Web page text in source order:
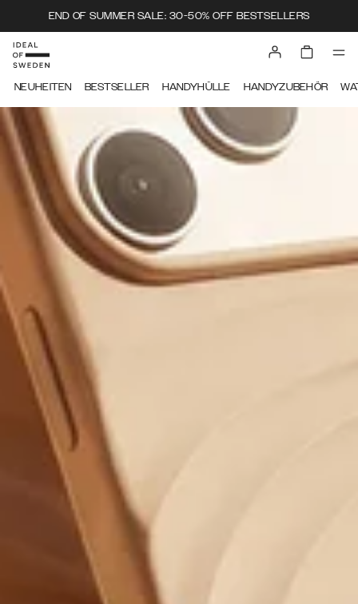
END OF SUMMER SALE: 30-50% OFF BESTSELLERS
IDEAL OF SWEDEN
NEUHEITEN BESTSELLER HANDYHÜLLE HANDYZUBEHÖR